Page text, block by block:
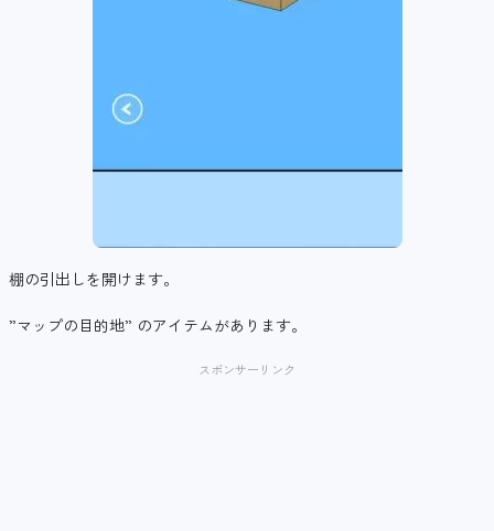
棚の引出しを開けます。
”マップの目的地” のアイテムがあります。
スポンサーリンク